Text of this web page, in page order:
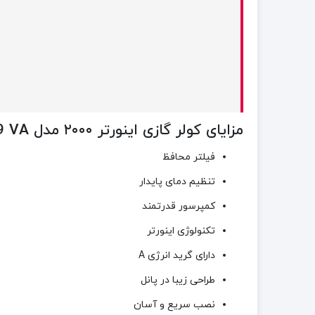
مزایای کولر گازی اینورتر ۲۰۰۰ مدل UNIQUE-09 VA
فیلتر محافظ
تنظیم دمای پایدار
کمپرسور قدرتمند
تکنولوژی اینورتر
دارای گرید انرژی A
طراحی زیبا در پانل
نصب سریع و آسان